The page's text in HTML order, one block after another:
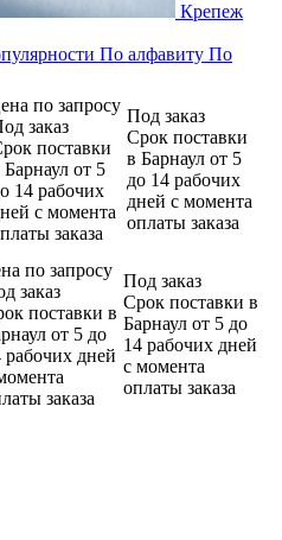
Крепеж
По алфавиту По
по запросу
заказ
поставки
Барнаул от 5
14 рабочих
с момента
заказа
Под заказ
Срок поставки
в Барнаул от 5
до 14 рабочих
дней с момента
оплаты заказа
по запросу
заказ
поставки в
от 5 до
рабочих дней
заказа
Под заказ
Срок поставки в
Барнаул от 5 до
14 рабочих дней
с момента
оплаты заказа